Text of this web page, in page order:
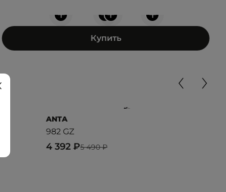
+
+
+ +
Купить
ANTA
982 GZ
5 490 ₽
4 392 ₽